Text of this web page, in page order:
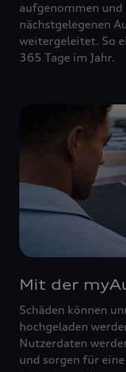
aufgenommen und
nächstgelegenen
weitergeleitet. So
365 Tage im Jahr.
Mit der
Schäden können
hochgeladen
Nutzerdaten
und sorgen für